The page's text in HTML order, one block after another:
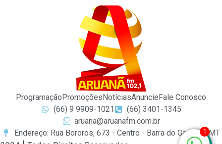
ProgramaçãoPromoçõesNotíciasAnuncieFale Conosco
(66) 9 9909-1021
(66) 3401-1345
aruana@aruanafm.com.br
Endereço: Rua Bororos, 673 - Centro - Barra do Garças / MT
1